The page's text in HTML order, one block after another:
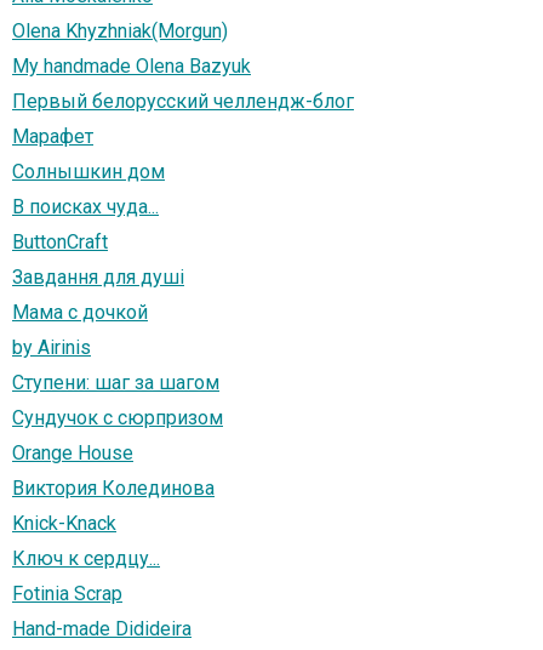
Olena Khyzhniak(Morgun)
My handmade Olena Bazyuk
Первый белорусский челлендж-блог
Марафет
Солнышкин дом
В поисках чуда...
ButtonCraft
Завдання для душі
Мама с дочкой
by Airinis
Ступени: шаг за шагом
Сундучок с сюрпризом
Orange House
Виктория Колединова
Knick-Knack
Ключ к сердцу...
Fotinia Scrap
Hand-made Didideira